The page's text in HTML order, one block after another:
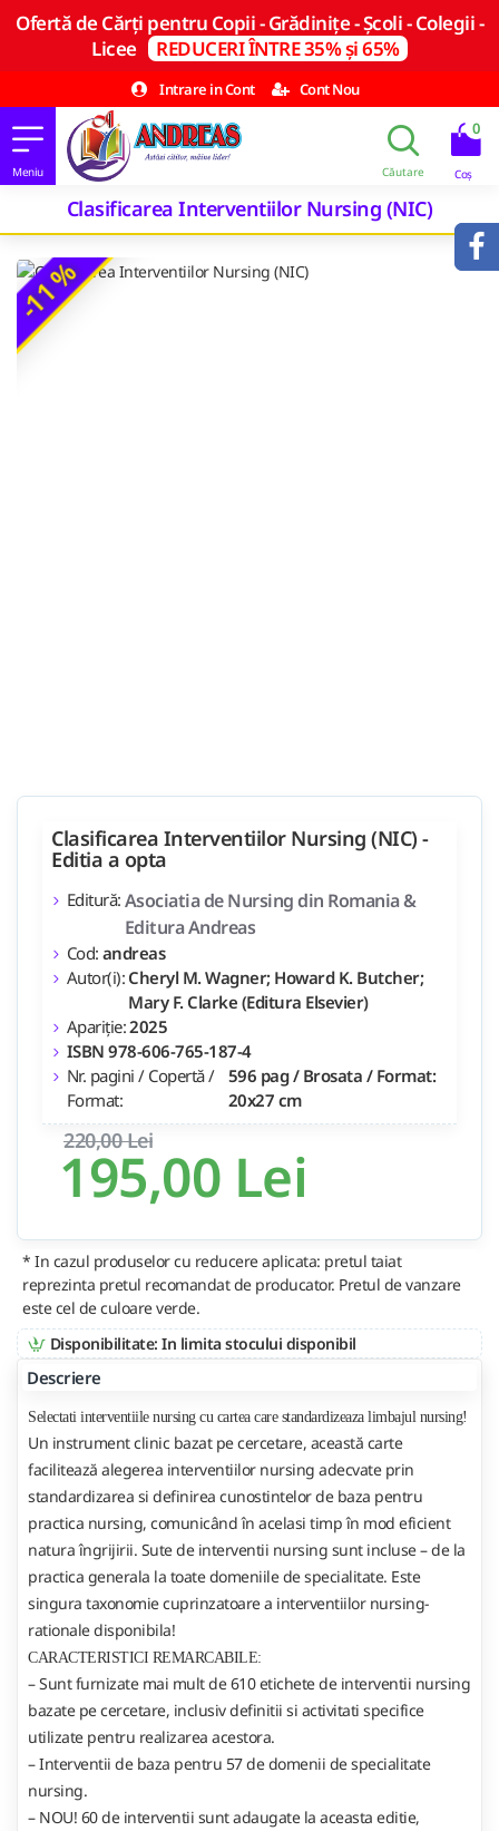
Ofertă de Cărți pentru Copii - Grădinițe - Școli - Colegii -
Licee REDUCERI ÎNTRE 35% și 65%
Intrare in Cont
Cont Nou
0
Clasificarea Interventiilor Nursing (NIC)
-11 %
195,00 Lei
220,00 Lei
Clasificarea Interventiilor Nursing (NIC) -
Editia a opta
Editură: Asociatia de Nursing din Romania &
Editura Andreas
Cod: andreas
Autor(i): Cheryl M. Wagner; Howard K. Butcher;
Mary F. Clarke (Editura Elsevier)
Apariție:2025
ISBN 978-606-765-187-4
Nr. pagini / Copertă /
Format:
596 pag / Brosata / Format:
20x27 cm
* In cazul produselor cu reducere aplicata: pretul taiat
reprezinta pretul recomandat de producator. Pretul de vanzare
este cel de culoare verde.
Disponibilitate: In limita stocului disponibil
Descriere
Selectati interventiile nursing cu cartea care standardizeaza limbajul nursing!
Un instrument clinic bazat pe cercetare, această carte
facilitează alegerea interventiilor nursing adecvate prin
standardizarea si definirea cunostintelor de baza pentru
practica nursing, comunicând în acelasi timp în mod eficient
natura îngrijirii. Sute de interventii nursing sunt incluse – de la
practica generala la toate domeniile de specialitate. Este
singura taxonomie cuprinzatoare a interventiilor nursing-
rationale disponibila!
CARACTERISTICI REMARCABILE:
– Sunt furnizate mai mult de 610 etichete de interventii nursing
bazate pe cercetare, inclusiv definitii si activitati specifice
utilizate pentru realizarea acestora.
– Interventii de baza pentru 57 de domenii de specialitate
nursing.
– NOU! 60 de interventii sunt adaugate la aceasta editie,